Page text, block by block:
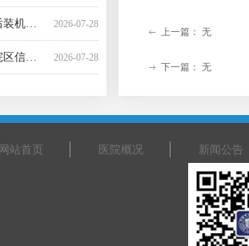
ꂃ 上一篇： 无
ꁹ 下一篇： 无
网站首页 医院概况 新闻公告